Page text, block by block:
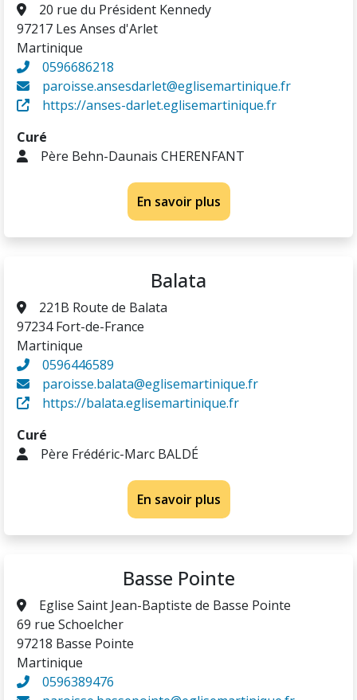
20 rue du Président Kennedy
97217 Les Anses d'Arlet
Martinique
0596686218
paroisse.ansesdarlet@eglisemartinique.fr
https://anses-darlet.eglisemartinique.fr
Curé
Père Behn-Daunais CHERENFANT
En savoir plus
Balata
221B Route de Balata
97234 Fort-de-France
Martinique
0596446589
paroisse.balata@eglisemartinique.fr
https://balata.eglisemartinique.fr
Curé
Père Frédéric-Marc BALDÉ
En savoir plus
Basse Pointe
Eglise Saint Jean-Baptiste de Basse Pointe
69 rue Schoelcher
97218 Basse Pointe
Martinique
0596389476